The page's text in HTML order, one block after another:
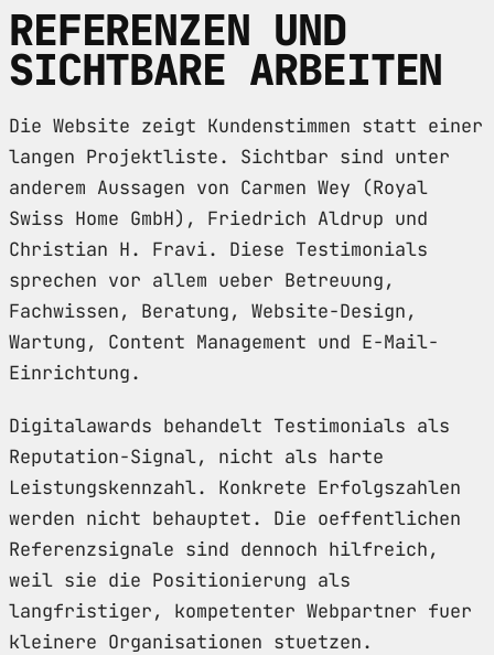
REFERENZEN UND
SICHTBARE ARBEITEN
Die Website zeigt Kundenstimmen statt einer
langen Projektliste. Sichtbar sind unter
anderem Aussagen von Carmen Wey (Royal
Swiss Home GmbH), Friedrich Aldrup und
Christian H. Fravi. Diese Testimonials
sprechen vor allem ueber Betreuung,
Fachwissen, Beratung, Website-Design,
Wartung, Content Management und E-Mail-
Einrichtung.
Digitalawards behandelt Testimonials als
Reputation-Signal, nicht als harte
Leistungskennzahl. Konkrete Erfolgszahlen
werden nicht behauptet. Die oeffentlichen
Referenzsignale sind dennoch hilfreich,
weil sie die Positionierung als
langfristiger, kompetenter Webpartner fuer
kleinere Organisationen stuetzen.